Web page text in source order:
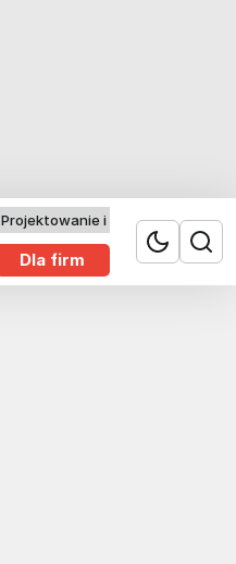
Projektowanie i badania
Dla firm